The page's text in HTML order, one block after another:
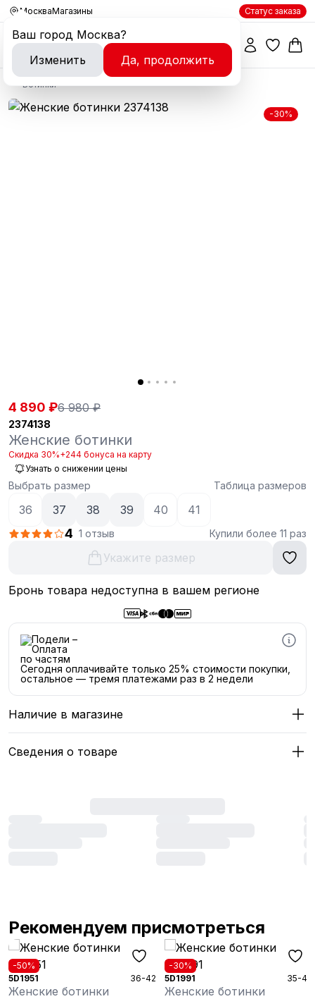
Москва
Ваш город Москва?
Изменить
Да, продолжить
Магазины Статус заказа
Ботинки
-30%
4 890 ₽6 980 ₽
2374138
Женские ботинки
Скидка 30%+244 бонуса на карту
Узнать о снижении цены
Выбрать размер Таблица размеров
36 37 38 39 40 41
4 1 отзыв Купили более 11 раз
Укажите размер
Бронь товара недоступна в вашем регионе
Сегодня оплачивайте только 25% стоимости покупки,
остальное — тремя платежами раз в 2 недели
Наличие в магазине
Сведения о товаре
Рекомендуем присмотреться
-50%
5D1951
36-42
Женские ботинки
-30%
5D1991
35-42
Женские ботинки